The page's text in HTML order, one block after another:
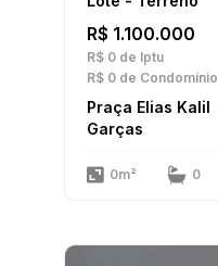
R$ 1.100.000
R$ 0 de Iptu
R$ 0 de Condomínio
Praça Elias Kalil
Garças
0m² 0